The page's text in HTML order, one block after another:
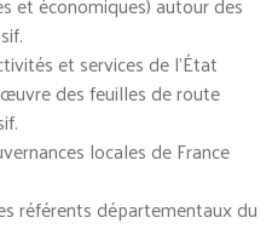
et services de l’État
des feuilles de route
locales de France
référents départementaux du